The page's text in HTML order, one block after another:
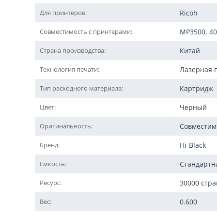
Для принтеров: Ricoh
Совместимость с принтерами: MP3500,
Страна производства: Китай
Технология печати: Лазерная
Тип расходного материала: Картридж
Цвет: Черный
Оригинальность:
Бренд: Hi-Black
Емкость:
Ресурс: 30000
Вес: 0.600